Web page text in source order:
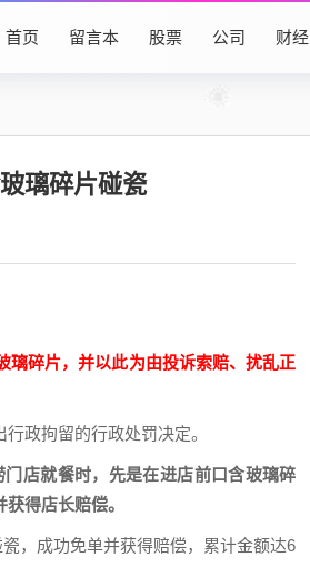
首页 留言本 股票 公司 财经
璃碎片碰瓷
璃碎片，并以此为由投诉索赔、扰乱正
政拘留的行政处罚决定。
店就餐时，先是在进店前口含玻璃碎
得店长赔偿。
，成功免单并获得赔偿，累计金额达6